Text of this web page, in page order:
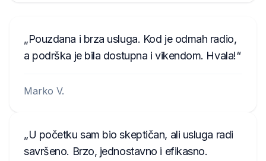
Pouzdana i brza usluga. Kod je odmah radio,
a podrška je bila dostupna i vikendom. Hvala!
Marko V.
U početku sam bio skeptičan, ali usluga radi
savršeno. Brzo, jednostavno i efikasno.